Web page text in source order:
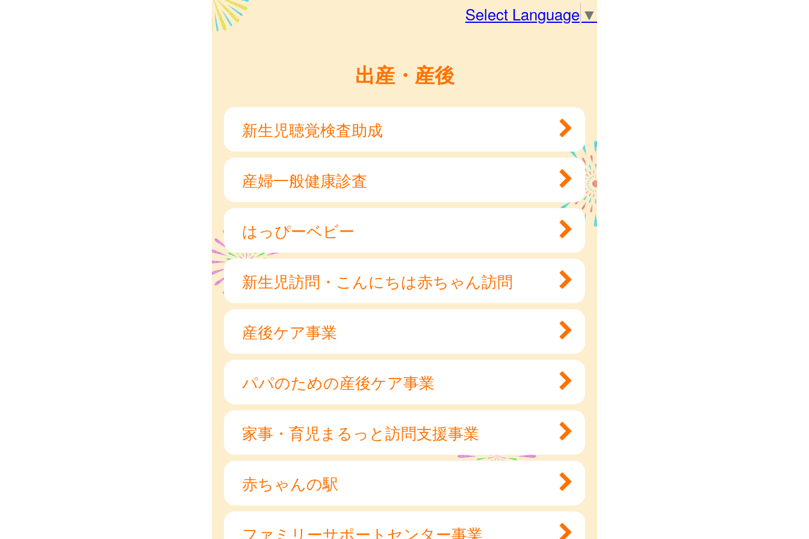
Select Language ▼
出産・産後
新生児聴覚検査助成
産婦一般健康診査
はっぴーベビー
新生児訪問・こんにちは赤ちゃん訪問
産後ケア事業
パパのための産後ケア事業
家事・育児まるっと訪問支援事業
赤ちゃんの駅
ファミリーサポートセンター事業